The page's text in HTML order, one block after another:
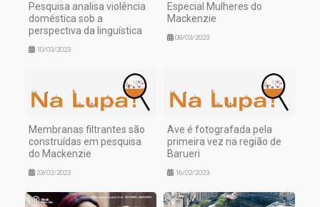
Pesquisa analisa violência
doméstica sob a
perspectiva da linguística
10/03/2023
Especial Mulheres do
Mackenzie
08/03/2023
Membranas filtrantes são
construídas em pesquisa
do Mackenzie
23/02/2023
Ave é fotografada pela
primeira vez na região de
Barueri
16/02/2023